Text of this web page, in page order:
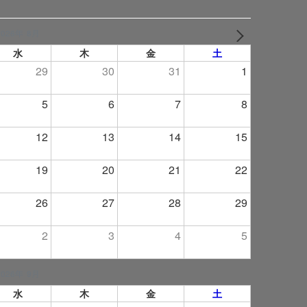
水 木 金 土
29 30 31 1
5 6 7 8
12 13 14 15
19 20 21 22
26 27 28 29
2 3 4 5
水 木 金 土